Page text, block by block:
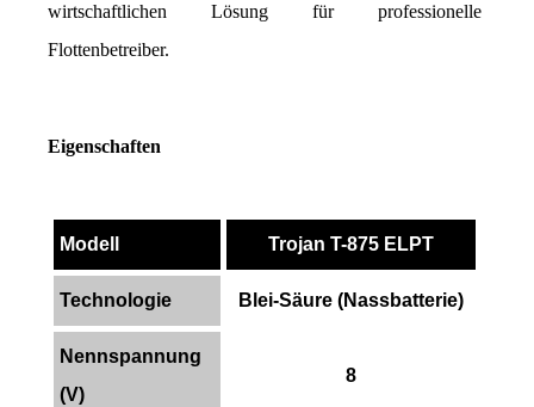
wirtschaftlichen Lösung für professionelle
Flottenbetreiber.
Eigenschaften
Modell Trojan T-875 ELPT
Technologie Blei-Säure (Nassbatterie)
Nennspannung
(V)
8